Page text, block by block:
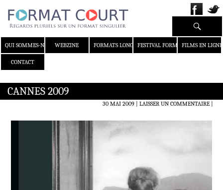
QUI SOMMES-NOUS ?WEBZINE FORMATS LONGS FESTIVAL FORMAT COURT
FILMS EN LIGNE
CONTACT
Recherche
CANNES 2009
30 MAI 2009 LAISSER UN COMMENTAIRE|